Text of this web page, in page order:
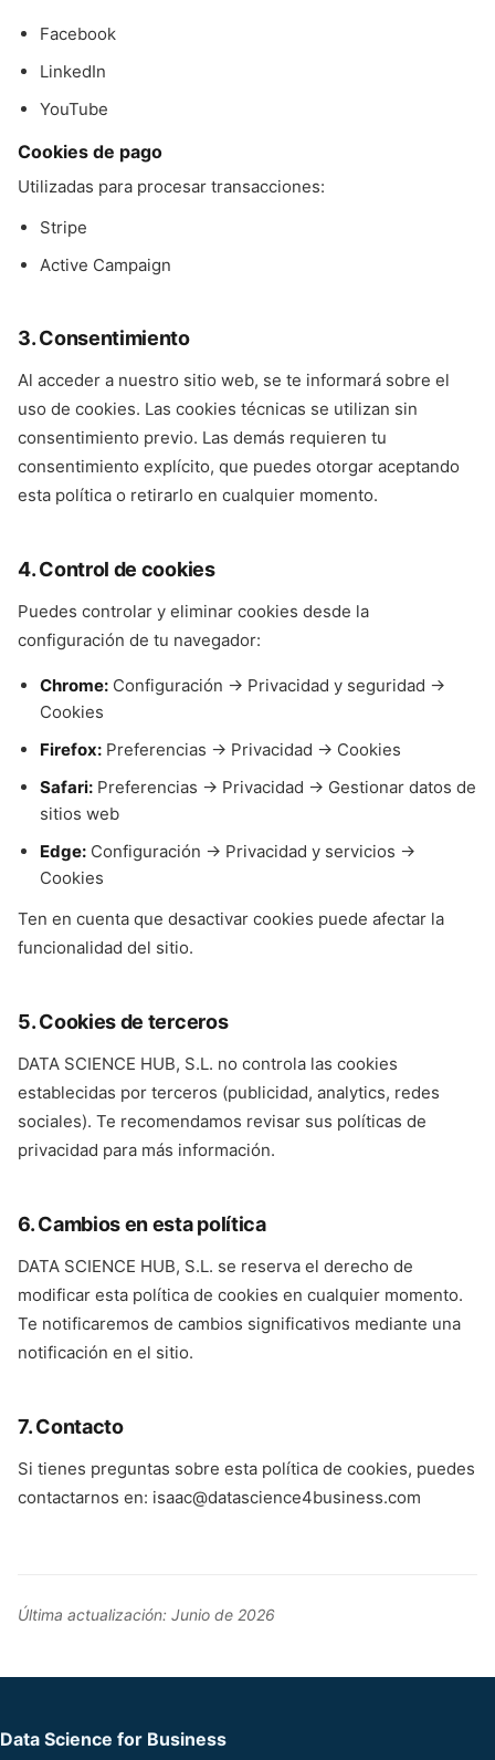
Facebook
LinkedIn
YouTube
Cookies de pago
Utilizadas para procesar transacciones:
Stripe
Active Campaign
3. Consentimiento
Al acceder a nuestro sitio web, se te informará sobre el
uso de cookies. Las cookies técnicas se utilizan sin
consentimiento previo. Las demás requieren tu
consentimiento explícito, que puedes otorgar aceptando
esta política o retirarlo en cualquier momento.
4. Control de cookies
Puedes controlar y eliminar cookies desde la
configuración de tu navegador:
Chrome: Configuración → Privacidad y seguridad →
Cookies
Firefox: Preferencias → Privacidad → Cookies
Safari: Preferencias → Privacidad → Gestionar datos de
sitios web
Edge: Configuración → Privacidad y servicios →
Cookies
Ten en cuenta que desactivar cookies puede afectar la
funcionalidad del sitio.
5. Cookies de terceros
DATA SCIENCE HUB, S.L. no controla las cookies
establecidas por terceros (publicidad, analytics, redes
sociales). Te recomendamos revisar sus políticas de
privacidad para más información.
6. Cambios en esta política
DATA SCIENCE HUB, S.L. se reserva el derecho de
modificar esta política de cookies en cualquier momento.
Te notificaremos de cambios significativos mediante una
notificación en el sitio.
7. Contacto
Si tienes preguntas sobre esta política de cookies, puedes
contactarnos en: isaac@datascience4business.com
Última actualización: Junio de 2026
Data Science for Business